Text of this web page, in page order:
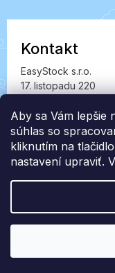
Aby sa Vám lepšie
súhlas so
kliknutím na
nastavení upraviť.
Kontakt
EasyStock s.r.o.
17. listopadu 220
IČ: 07727402, DIČ: